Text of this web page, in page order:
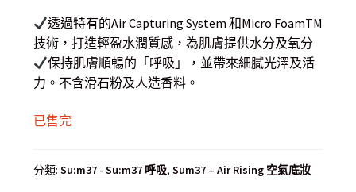
was:
$ 330.00.
is:
$ 298.00.
透過特有的Air Capturing System 和Micro FoamTM
技術，打造輕盈水潤質感，為肌膚提供水分及氧分
保持肌膚順暢的「呼吸」，並帶來細膩光澤及活
力。不含滑石粉及人造香料。
已售完
分類: Su:m37 - Su:m37 呼吸, Sum37 – Air Rising 空氣底妝